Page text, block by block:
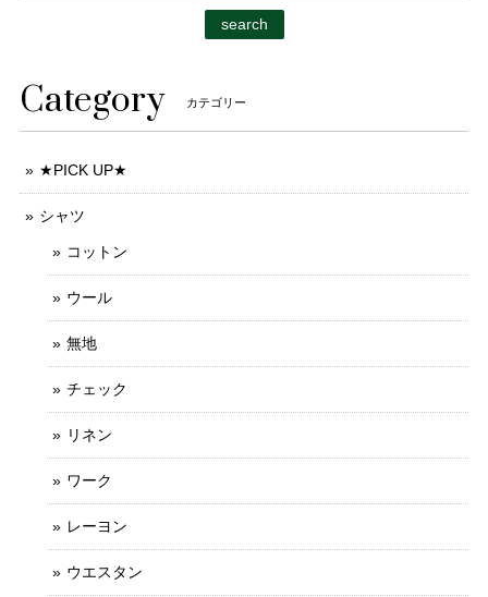
search
Category カテゴリー
★PICK UP★
シャツ
コットン
ウール
無地
チェック
リネン
ワーク
レーヨン
ウエスタン